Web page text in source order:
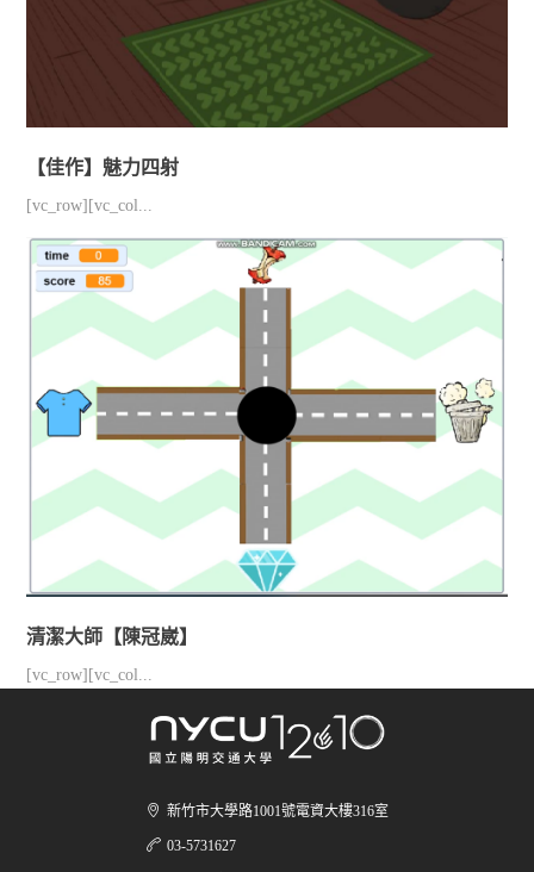
【佳作】魅力四射
[vc_row][vc_col...
清潔大師【陳冠崴】
[vc_row][vc_col...
新竹市大學路1001號電資大樓316室
03-5731627